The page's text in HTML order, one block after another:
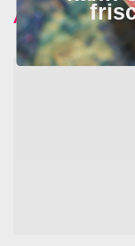
Ähnliche